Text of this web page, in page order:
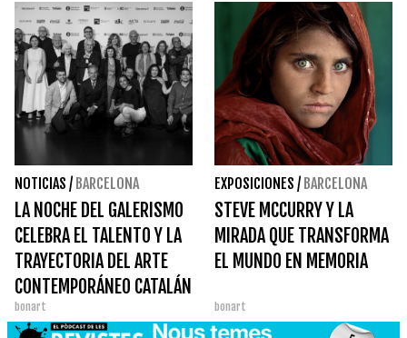
NOTICIAS / BARCELONA
LA NOCHE DEL GALERISMO
CELEBRA EL TALENTO Y LA
TRAYECTORIA DEL ARTE
CONTEMPORÁNEO CATALÁN
EN LOS PREMIOS GAC 2026
bonart
EXPOSICIONES / BARCELONA
STEVE MCCURRY Y LA
MIRADA QUE TRANSFORMA
EL MUNDO EN MEMORIA
bonart